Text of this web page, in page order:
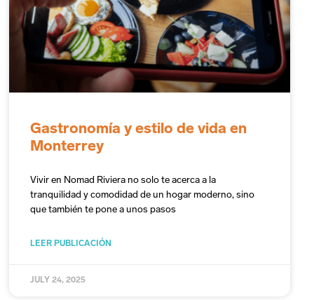
Gastronomía y estilo de vida en
Monterrey
Vivir en Nomad Riviera no solo te acerca a la
tranquilidad y comodidad de un hogar moderno, sino
que también te pone a unos pasos
LEER PUBLICACIÓN
JULY 24, 2025